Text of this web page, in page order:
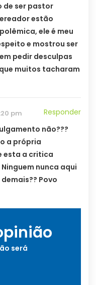
de ser pastor
estão
ele é meu
e mostrou ser
pedir desculpas
muitos tacharam
pm
Responder
não???
a própria
esta a critica
nunca aqui
Povo
será